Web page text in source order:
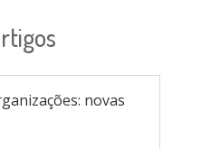
novas